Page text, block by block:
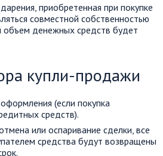
приобретенная при покупке
совместной собственностью
объем денежных средств будет
купли-продажи
(если покупка
средств).
или оспаривание сделки, все
средства будут возвращены